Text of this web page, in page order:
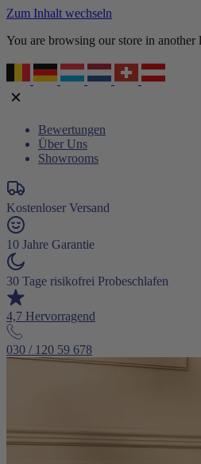
Zum Inhalt wechseln
You are browsing our store in another
Bewertungen
Über Uns
Showrooms
Kostenloser Versand
10 Jahre Garantie
30 Tage risikofrei Probeschlafen
4,7 Hervorragend
030 / 120 59 678